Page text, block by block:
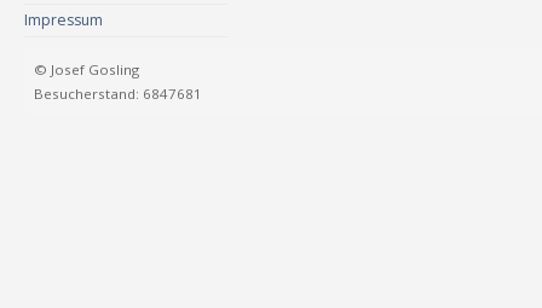
Impressum
© Josef Gosling
Besucherstand: 6847681